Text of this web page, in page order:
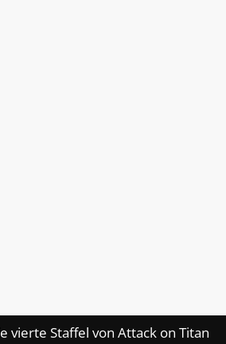
vierte Staffel von Attack on Titan